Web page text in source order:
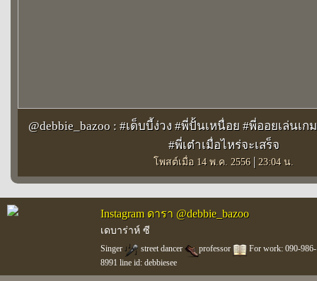
@debbie_bazoo : #เด็บบี้ง่วง #พี่ปั้นเหนื่อย #พี่ออยเล่นเ
#พี่เต๋าเมื่อไหร่จะเสร็จ
โพสต์เมื่อ 14 พ.ค. 2556 | 23:04 น.
Instagram ดารา @debbie_bazoo
เดบาร่าห์ ซี
Singer street dancer professor
For work: 090-986-
8991 line id: debbiesee